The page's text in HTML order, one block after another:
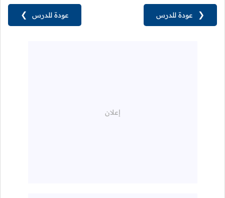
عودة للدرس ❯ ❮ عودة للدرس